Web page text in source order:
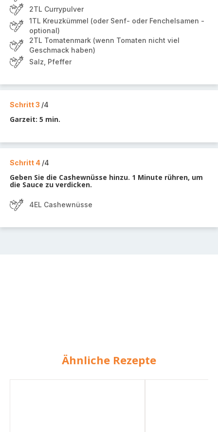
2TL Currypulver
1TL Kreuzkümmel (oder Senf- oder Fenchelsamen -
optional)
2TL Tomatenmark (wenn Tomaten nicht viel
Geschmack haben)
Salz, Pfeffer
Schritt 3 /4
Garzeit: 5 min.
Schritt 4 /4
Geben Sie die Cashewnüsse hinzu. 1 Minute rühren, um
die Sauce zu verdicken.
4EL Cashewnüsse
Ähnliche Rezepte